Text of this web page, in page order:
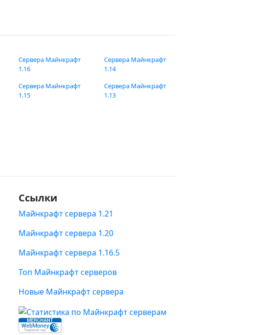
Сервера Майнкрафт
1.16
Сервера Майнкрафт
1.15
Сервера Майнкрафт
1.14
Сервера Майнкрафт
1.13
Ссылки
Майнкрафт сервера 1.21
Майнкрафт сервера 1.20
Майнкрафт сервера 1.16.5
Топ Майнкрафт серверов
Новые Майнкрафт сервера